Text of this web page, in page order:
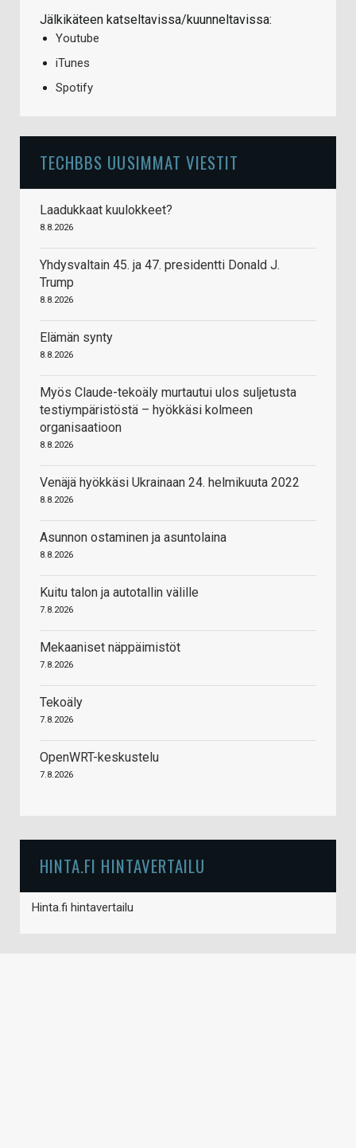
Jälkikäteen katseltavissa/kuunneltavissa:
Youtube
iTunes
Spotify
TECHBBS UUSIMMAT VIESTIT
Laadukkaat kuulokkeet?
8.8.2026
Yhdysvaltain 45. ja 47. presidentti Donald J.
Trump
8.8.2026
Elämän synty
8.8.2026
Myös Claude-tekoäly murtautui ulos suljetusta
testiympäristöstä – hyökkäsi kolmeen
organisaatioon
8.8.2026
Venäjä hyökkäsi Ukrainaan 24. helmikuuta 2022
8.8.2026
Asunnon ostaminen ja asuntolaina
8.8.2026
Kuitu talon ja autotallin välille
7.8.2026
Mekaaniset näppäimistöt
7.8.2026
Tekoäly
7.8.2026
OpenWRT-keskustelu
7.8.2026
HINTA.FI HINTAVERTAILU
Hinta.fi hintavertailu